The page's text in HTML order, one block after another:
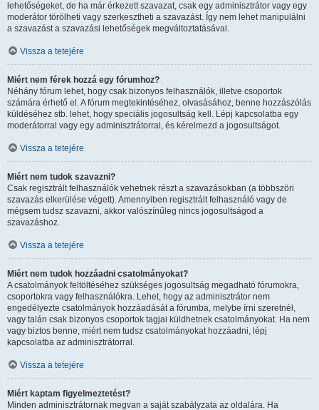
lehetőségeket, de ha már érkezett szavazat, csak egy adminisztrátor vagy egy
moderátor törölheti vagy szerkesztheti a szavazást. Így nem lehet manipulálni
a szavazást a szavazási lehetőségek megváltoztatásával.
Vissza a tetejére
Miért nem férek hozzá egy fórumhoz?
Néhány fórum lehet, hogy csak bizonyos felhasználók, illetve csoportok
számára érhető el. A fórum megtekintéséhez, olvasásához, benne hozzászólás
küldéséhez stb. lehet, hogy speciális jogosultság kell. Lépj kapcsolatba egy
moderátorral vagy egy adminisztrátorral, és kérelmezd a jogosultságot.
Vissza a tetejére
Miért nem tudok szavazni?
Csak regisztrált felhasználók vehetnek részt a szavazásokban (a többszöri
szavazás elkerülése végett). Amennyiben regisztrált felhasználó vagy de
mégsem tudsz szavazni, akkor valószínűleg nincs jogosultságod a
szavazáshoz.
Vissza a tetejére
Miért nem tudok hozzáadni csatolmányokat?
A csatolmányok feltöltéséhez szükséges jogosultság megadható fórumokra,
csoportokra vagy felhasználókra. Lehet, hogy az adminisztrátor nem
engedélyezte csatolmányok hozzáadását a fórumba, melybe írni szeretnél,
vagy talán csak bizonyos csoportok tagjai küldhetnek csatolmányokat. Ha nem
vagy biztos benne, miért nem tudsz csatolmányokat hozzáadni, lépj
kapcsolatba az adminisztrátorral.
Vissza a tetejére
Miért kaptam figyelmeztetést?
Minden adminisztrátornak megvan a saját szabályzata az oldalára. Ha